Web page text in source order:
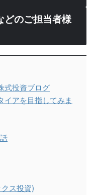
どのご担当者様
式投資ブログ
イアを目指してみま
ス投資)